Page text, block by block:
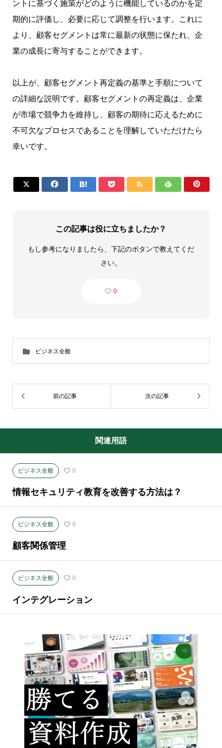
ントに基づく施策がどのように機能しているのかを定
期的に評価し、必要に応じて調整を行います。これに
より、顧客セグメントは常に最新の状態に保たれ、企
業の成長に寄与することができます。
以上が、顧客セグメント再定義の基準と手順について
の詳細な説明です。顧客セグメントの再定義は、企業
が市場で競争力を維持し、顧客の期待に応えるために
不可欠なプロセスであることを理解していただけたら
幸いです。
      
この記事は役に立ちましたか？
もし参考になりましたら、下記のボタンで教えてくだ
さい。
0
ビジネス全般
前の記事 次の記事
関連用語
ビジネス全般 0
情報セキュリティ教育を改善する方法は？
ビジネス全般 0
顧客関係管理
ビジネス全般 0
インテグレーション